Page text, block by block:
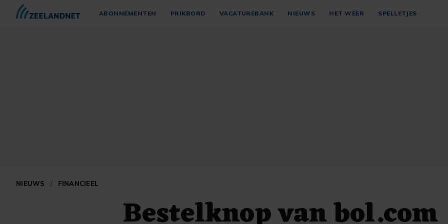
ABONNEMENTEN PRIKBORD VACATUREBANK NIEUWS HET WEER SPELLETJES
NIEUWS / FINANCIEEL